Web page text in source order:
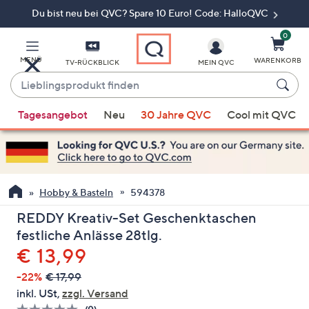
Du bist neu bei QVC? Spare 10 Euro! Code: HalloQVC
MENÜ TV-RÜCKBLICK
Lieblingsprodukt
finden
Vorschläge
verfügbar
sind,
verwenden
Sie
die
Pfeiltasten
nach
oben
und
nach
unten
MEIN QVC
0
WARENKORB
Tagesangebot Neu 30 Jahre QVC Cool mit QVC
Hobby & Basteln 594378
REDDY Kreativ-Set Geschenktaschen
festliche Anlässe 28tlg.
Gelöscht
€ 13,99
-22% € 17,99
inkl. USt, zzgl. Versand